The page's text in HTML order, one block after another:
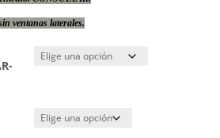
ventanas laterales.